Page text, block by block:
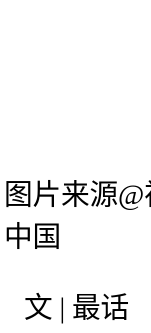
图片来源
中国
文 | 最话